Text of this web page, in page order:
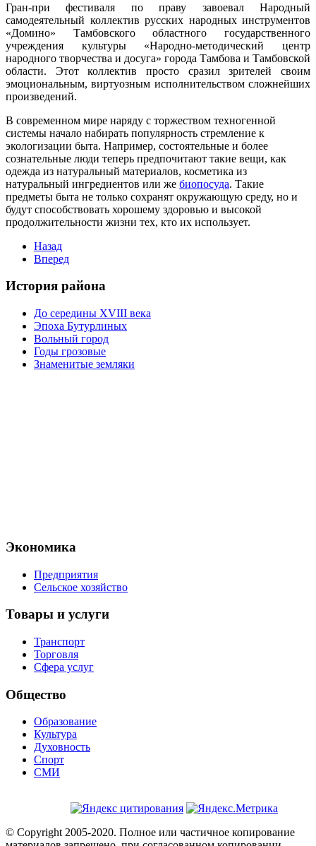
Гран-при фестиваля по праву завоевал Народный
самодеятельный коллектив русских народных инструментов
«Домино» Тамбовского областного государственного
учреждения культуры «Народно-методический центр
народного творчества и досуга» города Тамбова и Тамбовской
области. Этот коллектив просто сразил зрителей своим
эмоциональным, виртуозным исполнительством сложнейших
произведений.
В современном мире наряду с торжеством техногенной
системы начало набирать популярность стремление к
экологизации быта. Например, состоятельные и более
сознательные люди теперь предпочитают такие вещи, как
одежда из натуральный материалов, косметика из
натуральный ингредиентов или же биопосуда. Такие
предметы быта не только сохранят окружающую среду, но и
будут способствовать хорошему здоровью и высокой
продолжительности жизни тех, кто их использует.
Назад
Вперед
История района
До середины XVIII века
Эпоха Бутурлиных
Вольный город
Годы грозовые
Знаменитые земляки
Экономика
Предприятия
Сельское хозяйство
Товары и услуги
Транспорт
Торговля
Сфера услуг
Общество
Образование
Культура
Духовность
Спорт
СМИ
© Copyright 2005-2020. Полное или частичное копирование